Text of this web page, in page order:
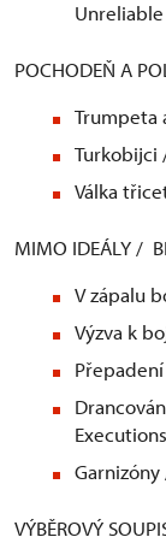
POCHODEŇ A
Trumpeta
Turkobijci
Válka
MIMO IDEÁLY /
V zápalu
Výzva k
Executions
VÝBĚROVÝ